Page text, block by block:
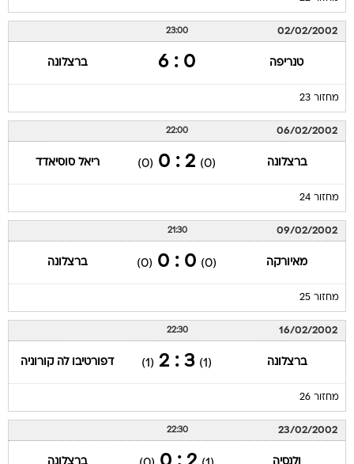
02/02/2002
23:00
טנריפה 0 : 6 ברצלונה
מחזור 23
06/02/2002
22:00
ברצלונה (0)
2 : 0
(0) ריאל סוסיאדד
מחזור 24
09/02/2002
21:30
מאיורקה (0)
0 : 0
(0) ברצלונה
מחזור 25
16/02/2002
22:30
ברצלונה (1)
3 : 2
(1) דפורטיבו לה קורוניה
מחזור 26
23/02/2002
22:30
ולנסיה ברצלונה